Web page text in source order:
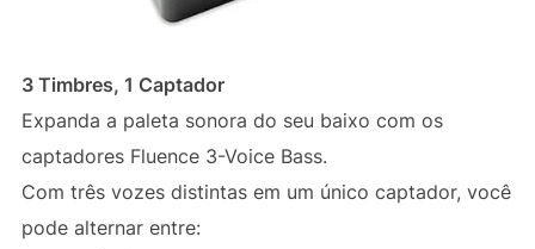
3 Timbres, 1 Captador
Expanda a paleta sonora do seu baixo com os
captadores Fluence 3-Voice Bass.
Com três vozes distintas em um único captador, você
pode alternar entre: